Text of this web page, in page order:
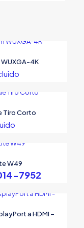
WUXGA-4K
Tiro Corto
W49
7952
a HDMI –